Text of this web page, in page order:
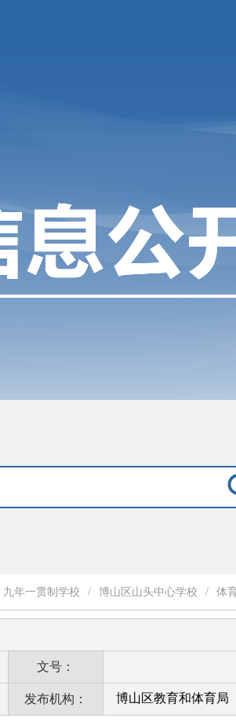
九年一贯制学校 / 博山区山头中心学校 / 体
文号：
发布机构： 博山区教育和体育局